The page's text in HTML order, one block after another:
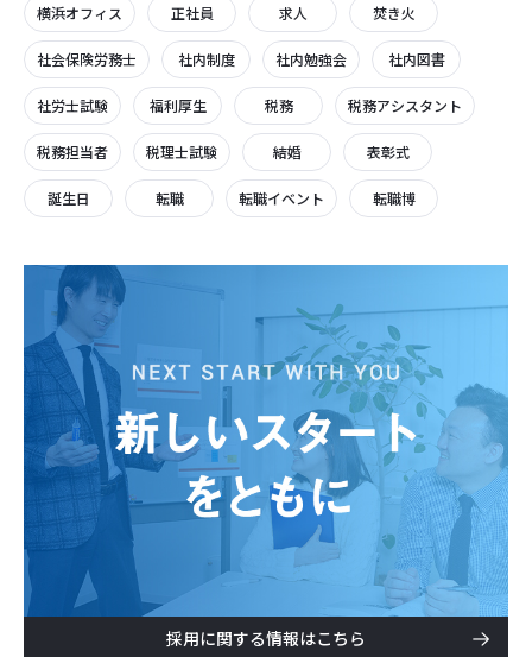
横浜オフィス 正社員 求人 焚き火
社会保険労務士 社内制度 社内勉強会 社内図書
社労士試験 福利厚生 税務 税務アシスタント
税務担当者 税理士試験 結婚 表彰式
誕生日 転職 転職イベント 転職博
採用に関する情報はこちら